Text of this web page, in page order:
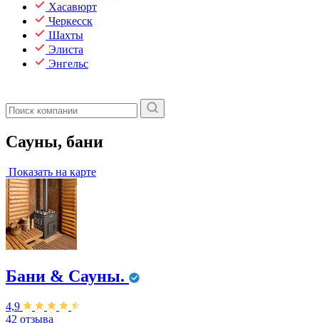
Хасавюрт
Черкесск
Шахты
Элиста
Энгельс
Сауны, бани
Показать на карте
Бани & Сауны.
4,9
42 отзыва